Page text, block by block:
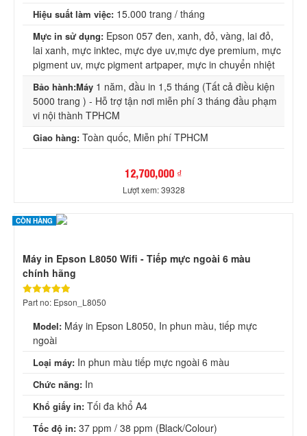
Hiệu suất làm việc: 15.000 trang / tháng
Mực in sử dụng: Epson 057 đen, xanh, đỏ, vàng, lai đỏ,
lai xanh, mực inktec, mực dye uv,mực dye premium, mực
pigment uv, mực pigment artpaper, mực in chuyển nhiệt
Bảo hành:Máy 1 năm, đầu in 1,5 tháng (Tất cả điều kiện
5000 trang ) - Hỗ trợ tận nơi miễn phí 3 tháng đầu phạm
vi nội thành TPHCM
Giao hàng: Toàn quốc, Miễn phí TPHCM
12,700,000 ₫
Lượt xem: 39328
CÒN HÀNG
Máy in Epson L8050 Wifi - Tiếp mực ngoài 6 màu
chính hãng
Part no: Epson_L8050
Model: Máy in Epson L8050, In phun màu, tiếp mực
ngoài
Loại máy: In phun màu tiếp mực ngoài 6 màu
Chức năng: In
Khổ giấy in: Tối đa khổ A4
Tốc độ in: 37 ppm / 38 ppm (Black/Colour)